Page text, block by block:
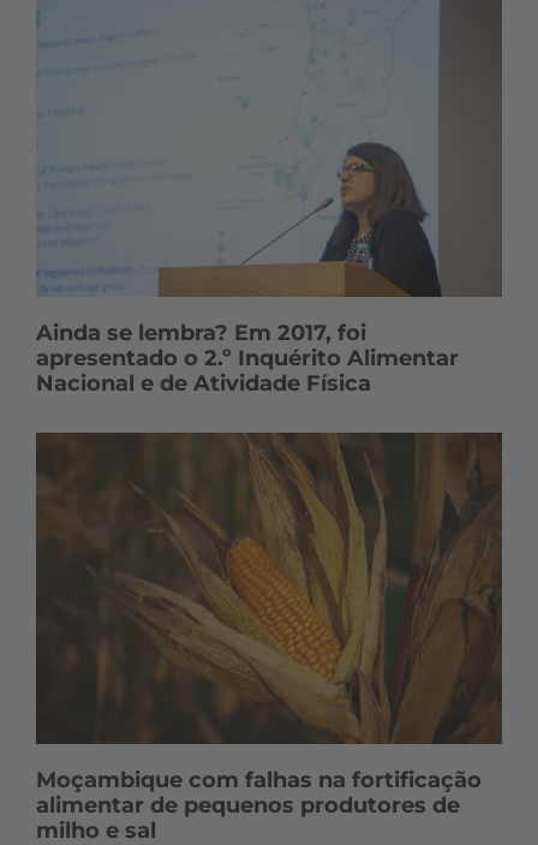
Ainda se lembra? Em 2017, foi
apresentado o 2.º Inquérito Alimentar
Nacional e de Atividade Física
Moçambique com falhas na fortificação
alimentar de pequenos produtores de
milho e sal